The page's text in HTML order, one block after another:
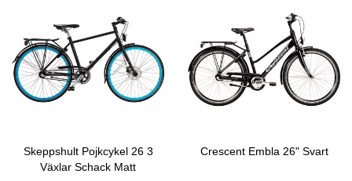
Skeppshult Pojkcykel 26 3
Växlar Schack Matt
Crescent Embla 26" Svart